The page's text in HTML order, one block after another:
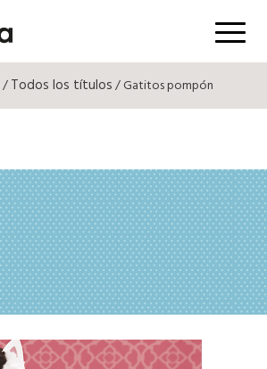
Menú
/Todos los títulos/ Gatitos pompón